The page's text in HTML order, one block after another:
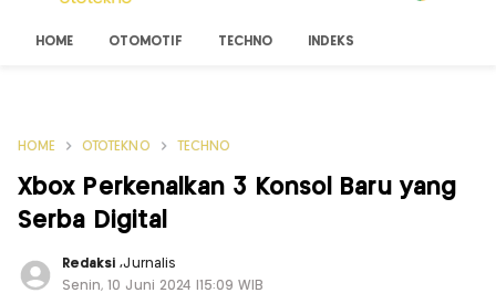
HOME OTOMOTIF TECHNO INDEKS
HOME OTOTEKNO TECHNO
Xbox Perkenalkan 3 Konsol Baru yang
Serba Digital
Redaksi,Jurnalis
Senin, 10 Juni 2024 |15:09 WIB